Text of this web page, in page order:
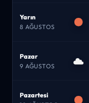
Yarın
8 AĞUSTOS
Pazar
9 AĞUSTOS
Pazartesi